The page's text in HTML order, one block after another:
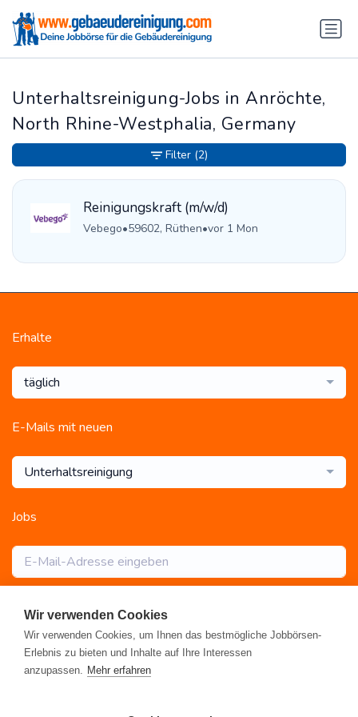
Unterhaltsreinigung-Jobs in Anröchte,
North Rhine-Westphalia, Germany
Reinigungskraft (m/w/d)
Vebego•59602, Rüthen•vor 1 Mon
Filter (2)
Erhalte
täglich
E-Mails mit neuen
Unterhaltsreinigung
Jobs
Abonnieren
Alle Jobs Blog Rahmen- und Lohntarifvertrag
Wir verwenden Cookies
Wir verwenden Cookies, um Ihnen das bestmögliche Jobbörsen-
Erlebnis zu bieten und Inhalte auf Ihre Interessen
anzupassen. Mehr erfahren